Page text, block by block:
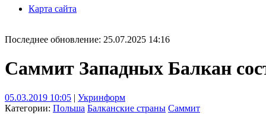
Карта сайта
Последнее обновление: 25.07.2025 14:16
Саммит Западных Балкан
05.03.2019 10:05 | Укринформ
Категории: Польша Балканские страны Саммит